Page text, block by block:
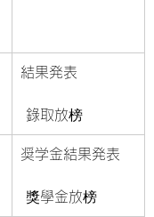
結果発表
錄取放榜
奨学金結果発表
獎學金放榜